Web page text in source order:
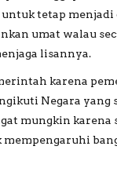
tetap
umat walau
lisannya.
karena
Negara yang
mungkin karena